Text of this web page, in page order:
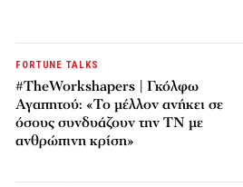
FORTUNE TALKS
#TheWorkshapers | Γκόλφω
Αγαπητού: «Το μέλλον ανήκει σε
όσους συνδυάζουν την ΤΝ με
ανθρώπινη κρίση»